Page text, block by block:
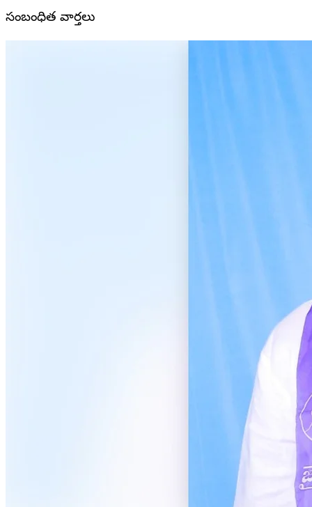
సంబంధిత వార్తలు